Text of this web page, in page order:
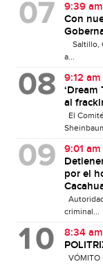
9:39 am
Con
Saltillo,
a...
9:12 am
‘Dream
al
El
9:01 am
por el
criminal...
8:34 am
VÓMITO